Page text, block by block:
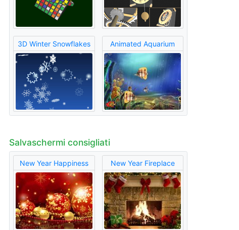
3D Winter Snowflakes Animated Aquarium
Salvaschermi consigliati
New Year Happiness New Year Fireplace